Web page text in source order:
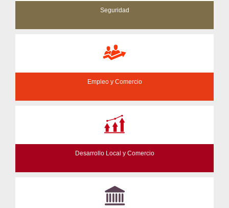
Seguridad
Empleo y Comercio
Desarrollo Local y Comercio